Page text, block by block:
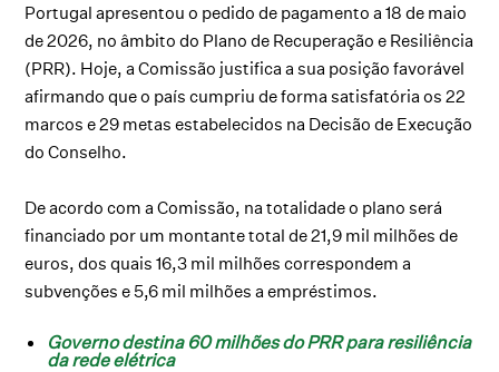
Portugal apresentou o pedido de pagamento a 18 de maio
de 2026, no âmbito do Plano de Recuperação e Resiliência
(PRR). Hoje, a Comissão justifica a sua posição favorável
afirmando que o país cumpriu de forma satisfatória os 22
marcos e 29 metas estabelecidos na Decisão de Execução
do Conselho.
De acordo com a Comissão, na totalidade o plano será
financiado por um montante total de 21,9 mil milhões de
euros, dos quais 16,3 mil milhões correspondem a
subvenções e 5,6 mil milhões a empréstimos.
Governo destina 60 milhões do PRR para resiliência
da rede elétrica